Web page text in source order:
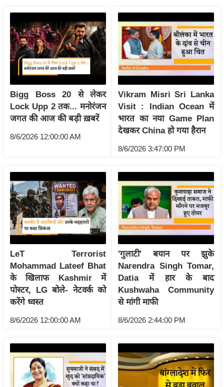
भू
मि
स्तं
भ
म
.
आ
र
.
.
चा
य
प
र
स
मी
क्षा
ध
र्म
ति
प्र
Bigg Boss 20 से लेकर
Lock Upp 2 तक... मनोरंजन
जगत की आज की बड़ी ख़बरें
8/6/2026 12:00:00 AM
Vikram Misri Sri Lanka
Visit : Indian Ocean में
भारत का नया Game Plan
देखकर China हो गया हैरान
8/6/2026 3:47:00 PM
LeT Terrorist
Mohammad Lateef Bhat
के खिलाफ Kashmir में
पोस्टर, LG बोले- नेटवर्क को
करेंगे ध्वस्त
8/6/2026 12:00:00 AM
'गुलाटी' बयान पर झुके
Narendra Singh Tomar,
Datia में हार के बाद
Kushwaha Community
से मांगी माफी
8/6/2026 2:44:00 PM